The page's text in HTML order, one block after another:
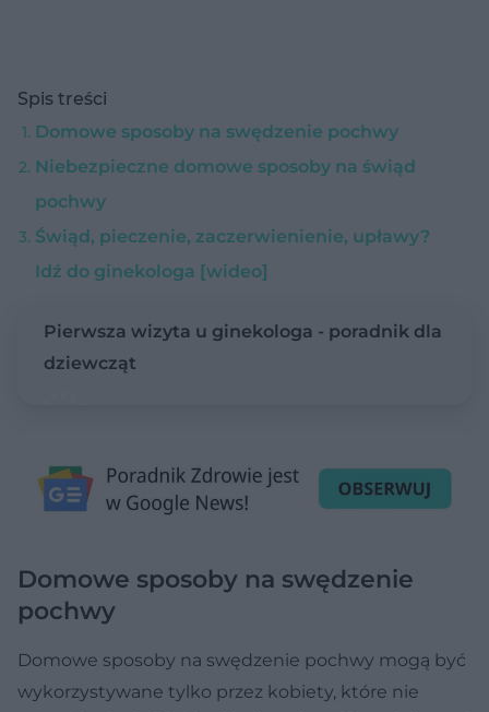
Spis treści
Domowe sposoby na swędzenie pochwy
Niebezpieczne domowe sposoby na świąd
pochwy
Świąd, pieczenie, zaczerwienienie, upławy?
Idź do ginekologa [wideo]
Pierwsza wizyta u ginekologa - poradnik dla
dziewcząt
Domowe sposoby na swędzenie
pochwy
Domowe sposoby na swędzenie pochwy mogą być
wykorzystywane tylko przez kobiety, które nie